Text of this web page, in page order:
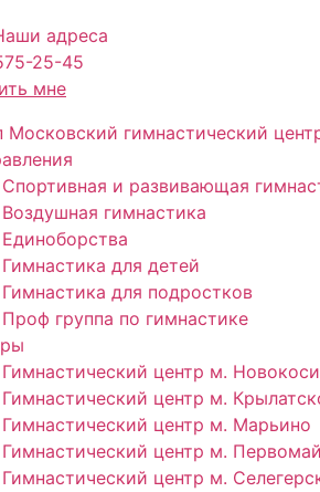
адреса
25-45
мне
Спортивная и развивающая
Воздушная гимнастика
Единоборства
Гимнастика для детей
Гимнастика для подростков
Проф группа по гимнастике
Гимнастический центр м.
Гимнастический центр м.
Гимнастический центр м. Марьино
Гимнастический центр м.
Гимнастический центр м.